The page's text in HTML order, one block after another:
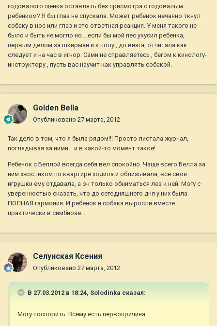
годовалого щенка оставлять без присмотра с годовалым
ребенком? Я бы глаз не спускала. Может ребенок нечаяно ткнул
собаку в нос или глаз и это ответная реакция. У меня такого не
было и быть не могло но....если бы мой пес укусил ребенка,
первым делом за шкирман и к полу , до визга, отчитала как
следует и на час в игнор. Сами не справляетесь , бегом к кинологу-
инструктору , пусть вас научит как управлять собакой.
Golden Bella
Опубликовано 27 марта, 2012
Так дело в том, что я была рядом!!! Просто листала журнал,
поглядывая за ними... и в какой-то момент такое!
Ребенок с Беллой всегда себя вел спокойно. Чаще всего Белла за
ним хвостиком по квартире ходила и облизывала, все свои
игрушки ему отдавала, а он только обниматься лез к ней. Могу с
уверенностью сказать, что до сегодняшнего дня у них была
ПОЛНАЯ гармония. И ребенок и собака выросли вместе
практически в симбиозе...
Селунская Ксения
Опубликовано 27 марта, 2012
В 27.03.2012 в 18:24, Solodinka сказал:
Могу поспорить. Всему есть первопричина.